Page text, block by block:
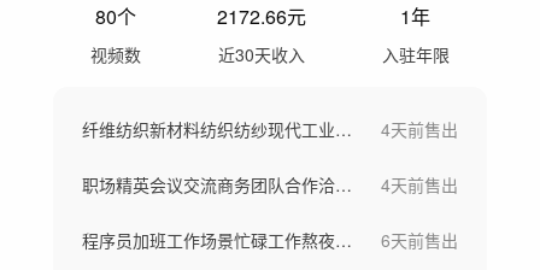
80个
视频数
2172.66元
近30天收入
1年
入驻年限
纤维纺织新材料纺织纺纱现代工业车间工厂 4天前售出
职场精英会议交流商务团队合作洽谈团队欢呼 4天前售出
程序员加班工作场景忙碌工作熬夜写代码 6天前售出